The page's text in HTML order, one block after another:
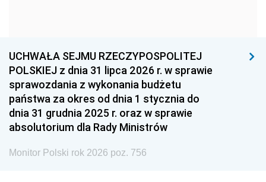
1939 1938 1937
1936 1930
UCHWAŁA SEJMU RZECZYPOSPOLITEJ
POLSKIEJ z dnia 31 lipca 2026 r. w sprawie
sprawozdania z wykonania budżetu
państwa za okres od dnia 1 stycznia do
dnia 31 grudnia 2025 r. oraz w sprawie
absolutorium dla Rady Ministrów
Monitor Polski rok 2026 poz. 756